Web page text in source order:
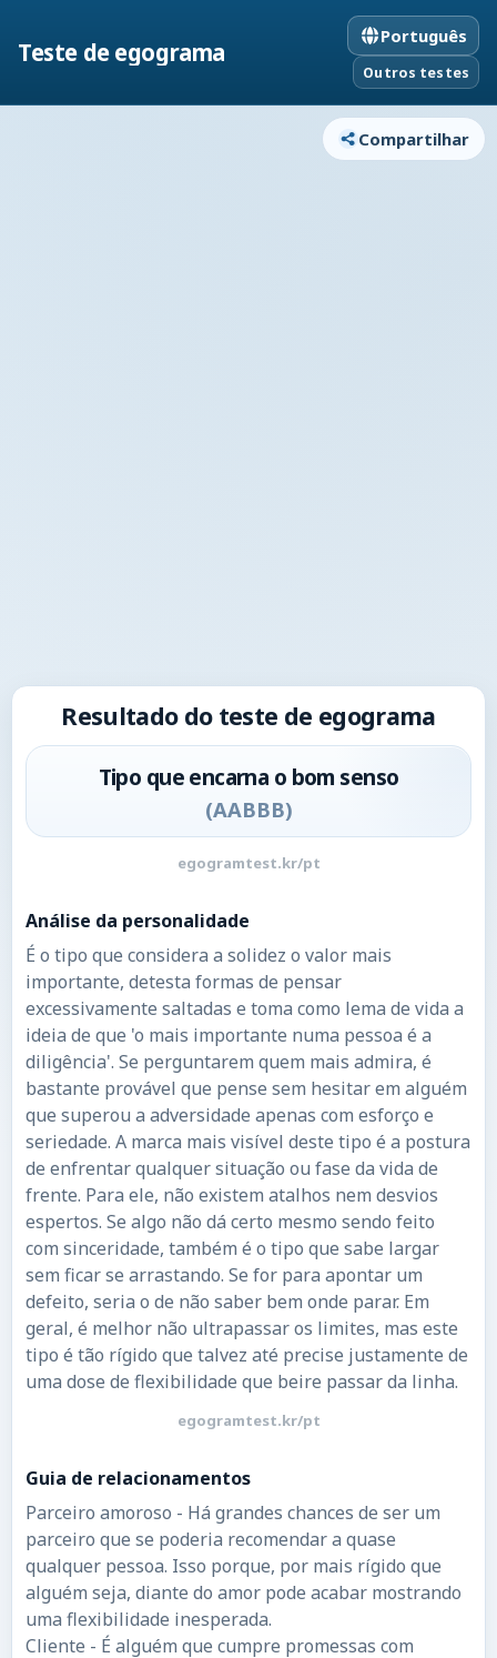
Teste de egograma
Português
Outros testes
Compartilhar
Resultado do teste de egograma
Tipo que encarna o bom senso
(AABBB)
egogramtest.kr/pt
Análise da personalidade
É o tipo que considera a solidez o valor mais
importante, detesta formas de pensar
excessivamente saltadas e toma como lema de vida a
ideia de que 'o mais importante numa pessoa é a
diligência'. Se perguntarem quem mais admira, é
bastante provável que pense sem hesitar em alguém
que superou a adversidade apenas com esforço e
seriedade. A marca mais visível deste tipo é a postura
de enfrentar qualquer situação ou fase da vida de
frente. Para ele, não existem atalhos nem desvios
espertos. Se algo não dá certo mesmo sendo feito
com sinceridade, também é o tipo que sabe largar
sem ficar se arrastando. Se for para apontar um
defeito, seria o de não saber bem onde parar. Em
geral, é melhor não ultrapassar os limites, mas este
tipo é tão rígido que talvez até precise justamente de
uma dose de flexibilidade que beire passar da linha.
egogramtest.kr/pt
Guia de relacionamentos
Parceiro amoroso - Há grandes chances de ser um
parceiro que se poderia recomendar a quase
qualquer pessoa. Isso porque, por mais rígido que
alguém seja, diante do amor pode acabar mostrando
uma flexibilidade inesperada.
Cliente - É alguém que cumpre promessas com